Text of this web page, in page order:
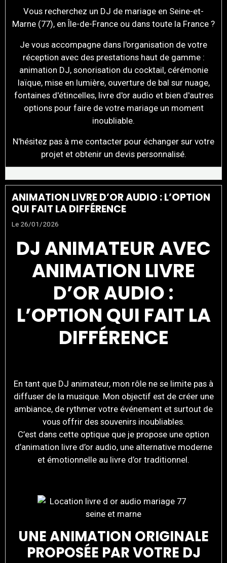
Vous recherchez un DJ de mariage en Seine-et-
Marne (77), en Île-de-France ou dans toute la France ?
Je vous accompagne dans l'organisation de votre
réception avec des prestations haut de gamme :
animation DJ, sonorisation du cocktail, cérémonie
laïque, mise en lumière, ouverture de bal sur nuage,
fontaines d'étincelles, livre d'or audio et bien d'autres
options pour faire de votre mariage un moment
inoubliable.
N'hésitez pas à me contacter pour échanger sur votre
projet et obtenir un devis personnalisé.
ANIMATION LIVRE D’OR AUDIO : L’OPTION
QUI FAIT LA DIFFÉRENCE
Le 26/01/2026
DJ ANIMATEUR AVEC
ANIMATION LIVRE
D’OR AUDIO :
L’OPTION QUI FAIT LA
DIFFÉRENCE
En tant que DJ animateur, mon rôle ne se limite pas à
diffuser de la musique. Mon objectif est de créer une
ambiance, de rythmer votre événement et surtout de
vous offrir des souvenirs inoubliables.
C’est dans cette optique que je propose une option
d’animation livre d’or audio, une alternative moderne
et émotionnelle au livre d’or traditionnel.
UNE ANIMATION ORIGINALE
PROPOSÉE PAR VOTRE DJ